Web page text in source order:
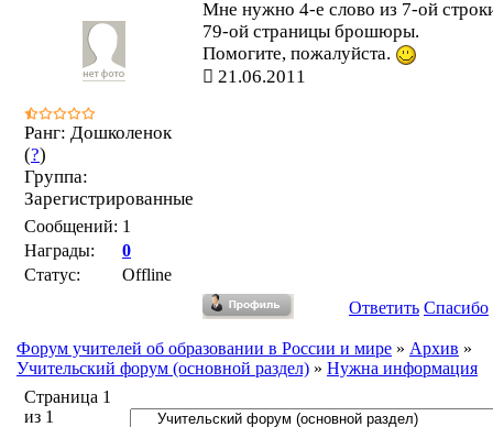
Ранг: Дошколенок
(?)
Группа:
Зарегистрированные
Сообщений: 1
Награды:
0
Статус:
Offline
Мне нужно 4-е слово из 7-ой
79-ой страницы брошюры.
Помогите, пожалуйста.
21.06.2011
Ответить Спасибо
Форум учителей об образовании в России и мире » Архив »
Учительский форум (основной раздел) » Нужна информация
Страница 1
из 1